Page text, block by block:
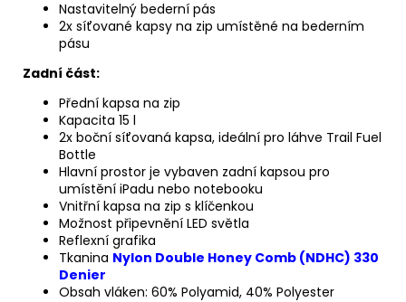
Nastavitelný bederní pás
2x síťované kapsy na zip umístěné na bederním
pásu
Zadní část:
Přední kapsa na zip
Kapacita 15 l
2x boční síťovaná kapsa, ideální pro láhve Trail Fuel
Bottle
Hlavní prostor je vybaven zadní kapsou pro
umístění iPadu nebo notebooku
Vnitřní kapsa na zip s klíčenkou
Možnost připevnění LED světla
Reflexní grafika
Tkanina Nylon Double Honey Comb (NDHC) 330
Denier
Obsah vláken: 60% Polyamid, 40% Polyester